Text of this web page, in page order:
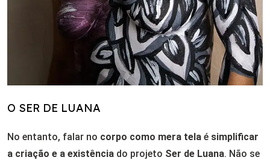
O SER DE LUANA
No entanto, falar no corpo como mera tela é simplificar
a criação e a existência do projeto Ser de Luana. Não se